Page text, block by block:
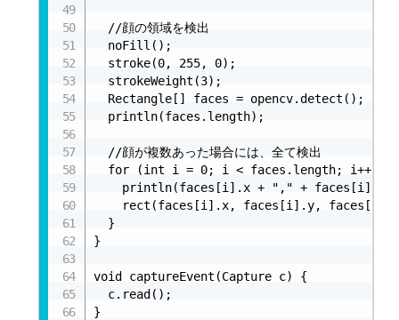
  //顔の領域を検出
  noFill();
  stroke(0, 255, 0);
  strokeWeight(3);
  Rectangle[] faces = opencv.detect();
  println(faces.length);
  //顔が複数あった場合には、全て検出
  for (int i = 0; i < faces.length; i++) {
println(faces[i].x + "," +
rect(faces[i].x, faces[i].y,
  }
}
void captureEvent(Capture c) {
  c.read();
}